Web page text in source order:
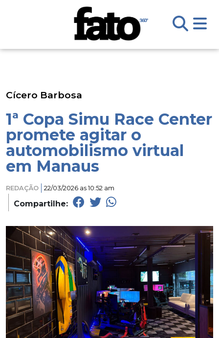
Cícero Barbosa
1ª Copa Simu Race Center
promete agitar o
automobilismo virtual
em Manaus
REDAÇÃO 22/03/2026 as 10:52 am
Compartilhe: